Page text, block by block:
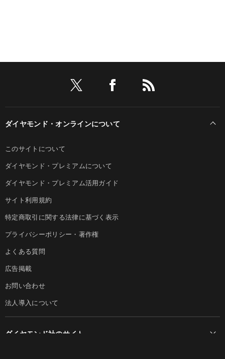
ダイヤモンド・オンラインについて
このサイトについて
ダイヤモンド・プレミアムについて
ダイヤモンド・プレミアム活用ガイド
サイト利用規約
特定商取引に関する法律に基づく表示
プライバシーポリシー・著作権
よくある質問
広告掲載
お問い合わせ
法人導入について
ダイヤモンド社のサイト